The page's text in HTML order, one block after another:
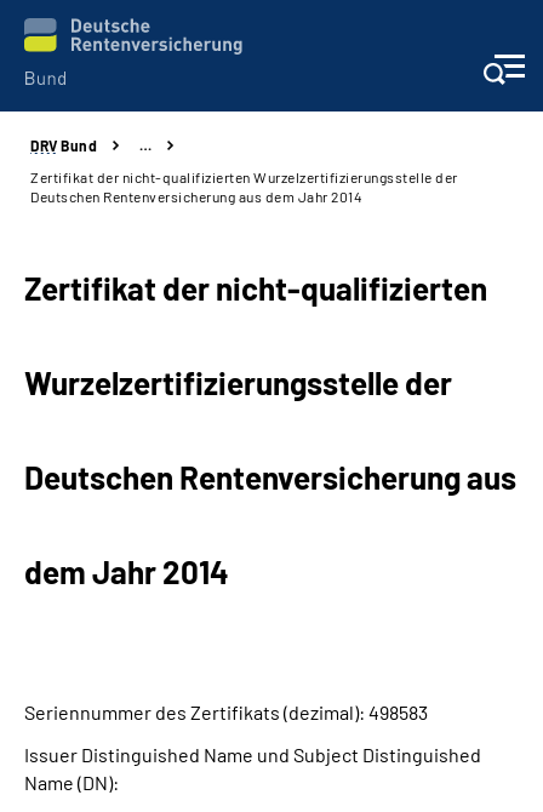
Beratung & Kontakt
Presse
Online-Services
Inhalte in Gebärdensprache (DGS)
DRV Bund
…
Zertifikat der nicht-qualifizierten Wurzelzertifizierungsstelle der
Deutschen Rentenversicherung aus dem Jahr 2014
Zertifikat der nicht-qualifizierten
Wurzelzertifizierungsstelle der
Deutschen Rentenversicherung aus
dem Jahr 2014
Seriennummer des Zertifikats (dezimal): 498583
Issuer Distinguished Name und Subject Distinguished
Name (DN):